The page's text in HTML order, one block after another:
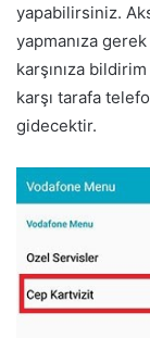
yapabilirsiniz.
yapmanıza
karşınıza
karşı tarafa
gidecektir.